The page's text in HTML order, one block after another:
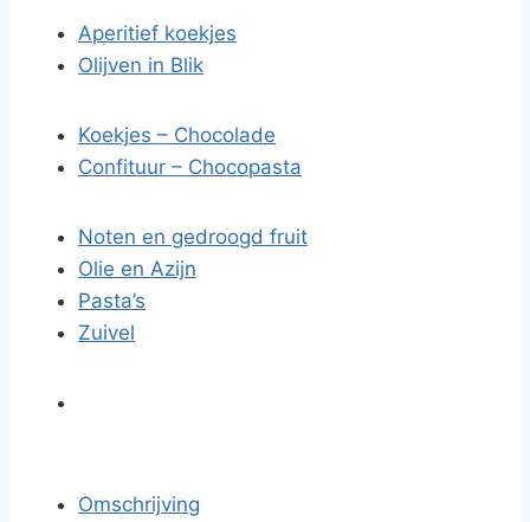
Aperitief koekjes
Olijven in Blik
Koekjes – Chocolade
Confituur – Chocopasta
Noten en gedroogd fruit
Olie en Azijn
Pasta’s
Zuivel
Omschrijving